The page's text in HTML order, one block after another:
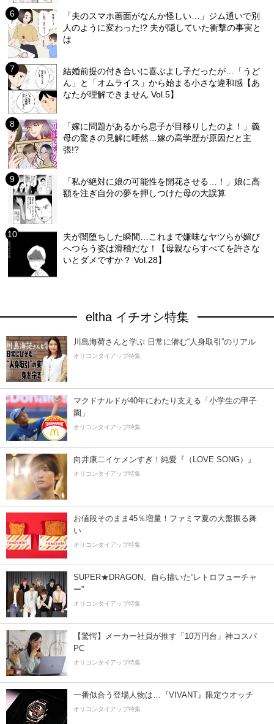
「夫のスマホ画面がなんか怪しい…」ジム通いで別
人のように変わった!? 夫が隠していた衝撃の事実と
は
結婚前提の付き合いに喜ぶよし子だったが…「うど
ん」と「オムライス」から始まる小さな違和感【あ
なたが理解できません Vol.5】
「嫁に問題があるから息子が目移りしたのよ！」義
母の驚きの見解に唖然…嫁の高学歴が原因だと主
張!?
「私が絶対に娘の可能性を開花させる…！」娘に高
額を注ぎ自分の夢を押しつけた母の大誤算
夫が闇堕ちした瞬間…これまで嫌味なヤツらが媚び
へつらう姿は滑稽だな！【母親ならすべてを許さな
いとダメですか？ Vol.28】
eltha イチオシ特集
川島海荷さんと学ぶ 日常に潜む“人身取引”のリアル
オリコンタイアップ特集
マクドナルドが40年にわたり支える「小学生の甲子
園」
オリコンタイアップ特集
向井康二イケメンすぎ！純愛『（LOVE SONG）』
オリコンタイアップ特集
お値段そのまま45％増量！ファミマ夏の大盤振る舞
い
オリコンタイアップ特集
SUPER★DRAGON、自ら描いた”レトロフューチャ
ー”
オリコンタイアップ特集
【驚愕】メーカー社員が推す「10万円台」神コスパ
PC
オリコンタイアップ特集
一番似合う登場人物は…『VIVANT』限定ウオッチ
オリコンタイアップ特集